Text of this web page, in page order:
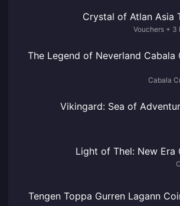
Crystal of Atlan Asia
The Legend of Neverland Cabala
Vikingard: Sea of
Light of Thel: New Era
Tengen Toppa Gurren Lagann